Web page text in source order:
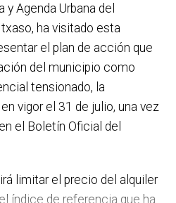
que hacen de Basauri un
y preparado para el futuro.
trabajando en acciones de
que destacan el diseño de
junto con un Plan de
de Altas Temperaturas,
hemos sufrido.
que se construirá en
Agenda Urbana del
ha visitado esta
el plan de acción que
del municipio como
tensionado, la
vigor el 31 de julio, una vez
el Boletín Oficial del
limitar el precio del alquiler
índice de referencia que ha